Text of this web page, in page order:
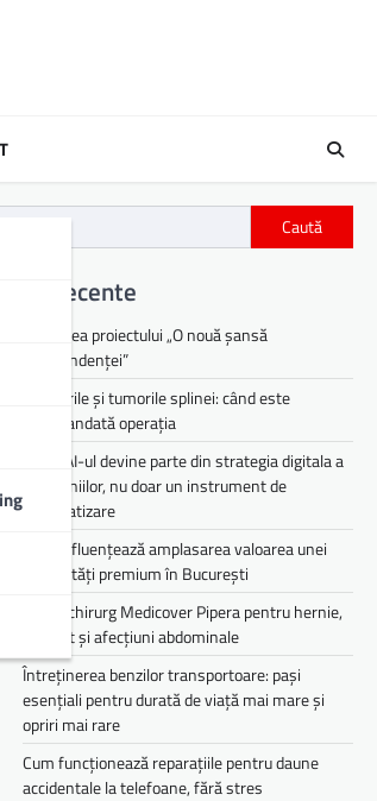
Caută
recente
Lansarea proiectului „O nouă șansă
independenței”
Chisturile și tumorile splinei: când este
recomandată operația
De ce AI-ul devine parte din strategia digitala a
companiilor, nu doar un instrument de
automatizare
Cum influențează amplasarea valoarea unei
proprietăți premium în București
Medic chirurg Medicover Pipera pentru hernie,
colecist și afecțiuni abdominale
Întreținerea benzilor transportoare: pași
esențiali pentru durată de viață mai mare și
opriri mai rare
Cum funcționează reparațiile pentru daune
accidentale la telefoane, fără stres